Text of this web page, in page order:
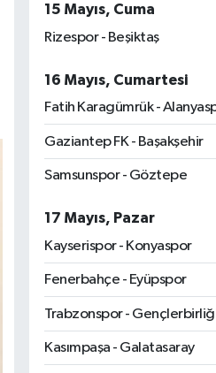
15 Mayıs, Cuma
Rizespor - Beşiktaş
16 Mayıs, Cumartesi
Fatih Karagümrük -
Gaziantep FK - Başakşehir
Samsunspor - Göztepe
17 Mayıs, Pazar
Kayserispor - Konyaspor
Fenerbahçe - Eyüpspor
Trabzonspor - Gençlerbirliği
Kasımpaşa - Galatasaray